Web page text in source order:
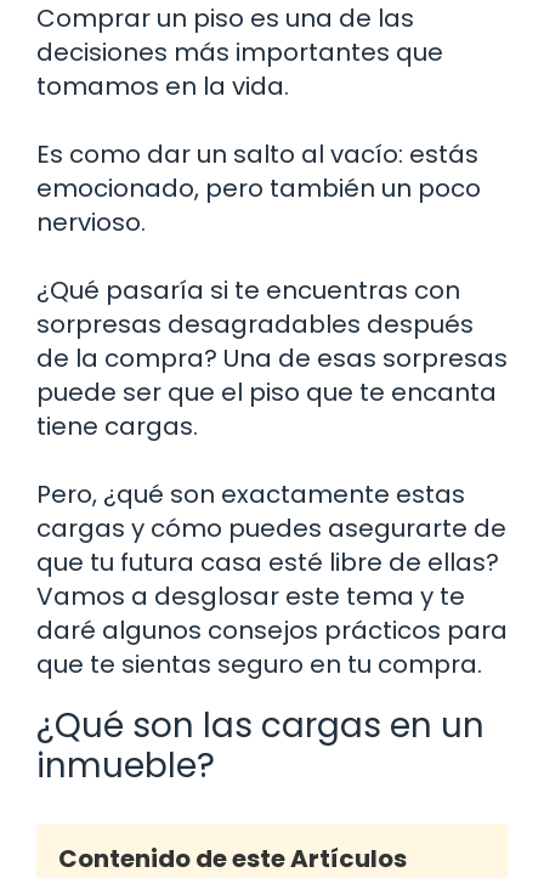
Comprar un piso es una de las
decisiones más importantes que
tomamos en la vida.
Es como dar un salto al vacío: estás
emocionado, pero también un poco
nervioso.
¿Qué pasaría si te encuentras con
sorpresas desagradables después
de la compra? Una de esas sorpresas
puede ser que el piso que te encanta
tiene cargas.
Pero, ¿qué son exactamente estas
cargas y cómo puedes asegurarte de
que tu futura casa esté libre de ellas?
Vamos a desglosar este tema y te
daré algunos consejos prácticos para
que te sientas seguro en tu compra.
¿Qué son las cargas en un
inmueble?
Contenido de este Artículos